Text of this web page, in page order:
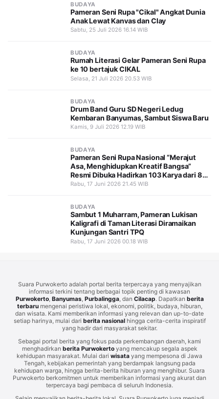
BUDAYA
Pameran Seni Rupa "Cikal" Angkat Dunia
Anak Lewat Kanvas dan Clay
Sabtu, 25 Juli 2026 16.14 WIB
BUDAYA
Rumah Literasi Gelar Pameran Seni Rupa
ke 10 bertajuk CIKAL
Selasa, 21 Juli 2026 20.53 WIB
BUDAYA
Drum Band Guru SD Negeri Ledug
Kembaran Banyumas, Sambut Siswa Baru
Kamis, 9 Juli 2026 12.19 WIB
BUDAYA
Pameran Seni Rupa Nasional “Merajut
Asa, Menghidupkan Kreatif Bangsa”
Resmi Dibuka Hadirkan 103 Karya dari 81
Seniman Nusantara
Rabu, 17 Juni 2026 21.45 WIB
BUDAYA
Sambut 1 Muharram, Pameran Lukisan
Kaligrafi di Taman Literasi Diramaikan
Kunjungan Santri TPQ
Rabu, 17 Juni 2026 00.18 WIB
Suara Purwokerto adalah portal berita terpercaya yang menyajikan
informasi terkini tentang berbagai topik penting di kawasan
Purwokerto, Banyumas, Purbalingga, dan Cilacap. Dapatkan berita
terbarumengenai peristiwa lokal, ekonomi, politik, budaya, hiburan,
dan wisata. Kami memberikan informasi yang relevan dan up-to-date
setiap harinya, mulai dari berita nasionalhingga cerita-cerita inspiratif
yang hadir dari masyarakat sekitar.
Sebagai portal berita yang fokus pada perkembangan daerah, kami
menghadirkan berita Purwokertoyang mencakup segala aspek
kehidupan masyarakat. Mulai dari wisata yang mempesona di Jawa
Tengah, kebijakan pemerintah yang berdampak langsung pada
kehidupan warga, hingga berita-berita hiburan yang menghibur. Suara
Purwokerto berkomitmen untuk memberikan informasi yang akurat dan
terpercaya bagi pembaca di seluruh Indonesia.